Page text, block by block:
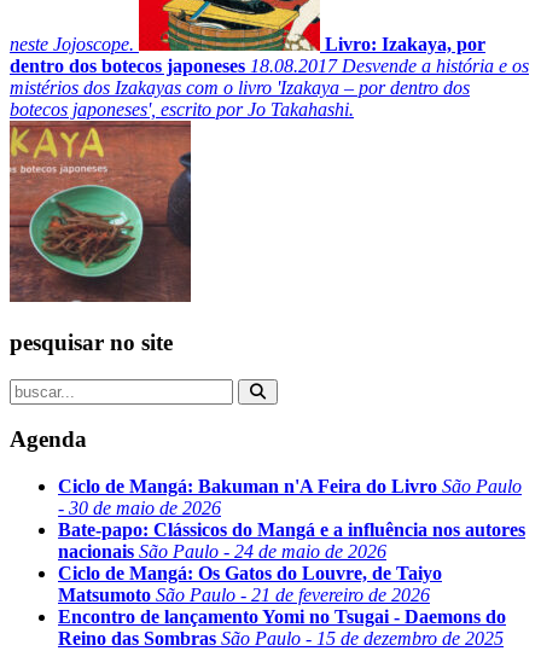
neste Jojoscope.
Livro: Izakaya, por
dentro dos botecos japoneses 18.08.2017Desvende a história e os
mistérios dos Izakayas com o livro 'Izakaya – por dentro dos
botecos japoneses', escrito por Jo Takahashi.
pesquisar no site
Agenda
Ciclo de Mangá: Bakuman n'A Feira do Livro São Paulo
- 30 de maio de 2026
Bate-papo: Clássicos do Mangá e a influência nos autores
nacionais São Paulo - 24 de maio de 2026
Ciclo de Mangá: Os Gatos do Louvre, de Taiyo
Matsumoto São Paulo - 21 de fevereiro de 2026
Encontro de lançamento Yomi no Tsugai - Daemons do
Reino das Sombras São Paulo - 15 de dezembro de 2025